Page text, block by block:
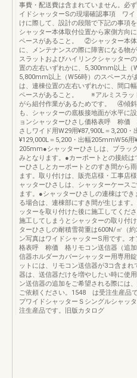
事費・配送費は含まれていません。必
イドシャッターSの現場確認事項 ワイ
けに際して、設計の段階で下記の事
シャッター本体取付位置から家側方向
ペースがあること。 ②シャッター本体
に、メンテナンスの際に障害になる物
スラットおよびハイリンクシャッター
置の左右いずれかに、5,300mm以上（
5,800mm以上（W56時）のスペースが
は、連棟位置の左右いずれかに、間口
ペースがあること。 ※アルミスラッ
がら組付作業があるためです。 ④傾斜
も、シャッターの底板接地面が水平に
ョンシャッターひさし価格表呼 称
さしワイド用W29用¥87,900L＝3,200
¥129,000L＝5,200・出幅205mmW56用
205mm●シャッターひさしは、ブラッ
みとなります。●カーポートとの接続は
ーひさしとカーポートとのすき間から
ます。取り付けは、販売店様・工事店
ャッターひさしは、シャッターケース
ます。●シャッターひさしの連棟はで
る場合は、連棟部にすき間が生じます
ッターを取り付けた後に施工してくだ
施工してしまうとシャッターの取り付
ターひさしの耐積雪荷重は600N/㎡（
ン写真はワイドシャッターS用です。
格表呼 称価 格リモコン送信器（追加
信器ホルダーカバーシャッター用専用
ットには、リモコン送信器が3コ含ま
器は、送信器だけを増やしたい時に使
ン送信器の追加をご希望される際には
ご依頼ください。1548 は受注生産品
プワイドシャッターＳシングルシャッ
注生産品です。旧版カタログ